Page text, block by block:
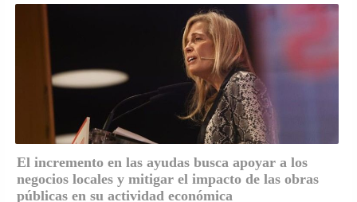
El incremento en las ayudas busca apoyar a los
negocios locales y mitigar el impacto de las obras
públicas en su actividad económica